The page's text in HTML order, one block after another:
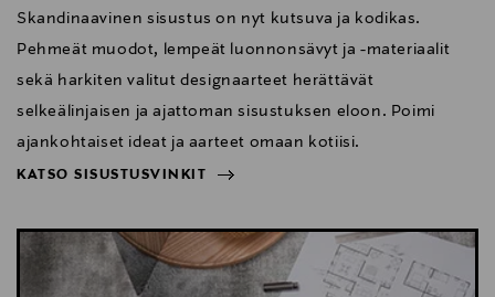
Valmistajan osoite
Digitaalinen osoite
info@sectodesign.fi
secto design, pöytävalaisin, koivulamppu, valaisin,
designvalaisin, secto valaisin
Skandinaavinen sisustus on nyt kutsuva ja kodikas.
Pehmeät muodot, lempeät luonnonsävyt ja -materiaalit
sekä harkiten valitut designaarteet herättävät
selkeälinjaisen ja ajattoman sisustuksen eloon. Poimi
ajankohtaiset ideat ja aarteet omaan kotiisi.
KATSO SISUSTUSVINKIT
KATSO SISUSTUSVINKIT